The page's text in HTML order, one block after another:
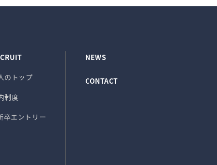
のトップ
制度
卒エントリー
NEWS
CONTACT